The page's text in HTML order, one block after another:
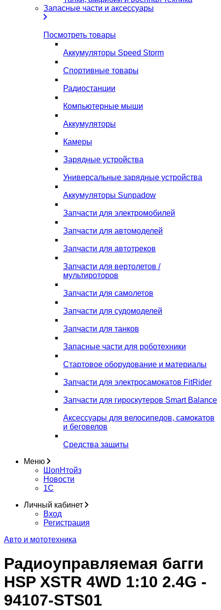
Запасные части и аксессуары
Посмотреть товары
Аккумуляторы Speed Storm
Спортивные товары
Радиостанции
Компьютерные мыши
Аккумуляторы
Камеры
Зарядные устройства
Универсальные зарядные устройства
Аккумуляторы Sunpadow
Запчасти для электромобилей
Запчасти для автомоделей
Запчасти для автотреков
Запчасти для вертолетов /
мультироторов
Запчасти для самолетов
Запчасти для судомоделей
Запчасти для танков
Запасные части для роботехники
Стартовое оборудование и материалы
Запчасти для электросамокатов FitRider
Запчасти для гироскутеров Smart Balance
Аксессуары для велосипедов, самокатов
и беговелов
Средства защиты
Меню
ШопНтойз
Новости
1C
Личный кабинет
Вход
Регистрация
Авто и мототехника
Радиоуправляемая багги
HSP XSTR 4WD 1:10 2.4G -
94107-STS01